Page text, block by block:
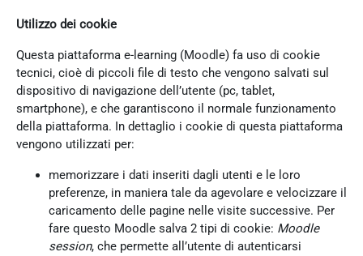
Utilizzo dei cookie
Questa piattaforma e-learning (Moodle) fa uso di cookie
tecnici, cioè di piccoli file di testo che vengono salvati sul
dispositivo di navigazione dell’utente (pc, tablet,
smartphone), e che garantiscono il normale funzionamento
della piattaforma. In dettaglio i cookie di questa piattaforma
vengono utilizzati per:
memorizzare i dati inseriti dagli utenti e le loro
preferenze, in maniera tale da agevolare e velocizzare il
caricamento delle pagine nelle visite successive. Per
fare questo Moodle salva 2 tipi di cookie: Moodle
session, che permette all’utente di autenticarsi